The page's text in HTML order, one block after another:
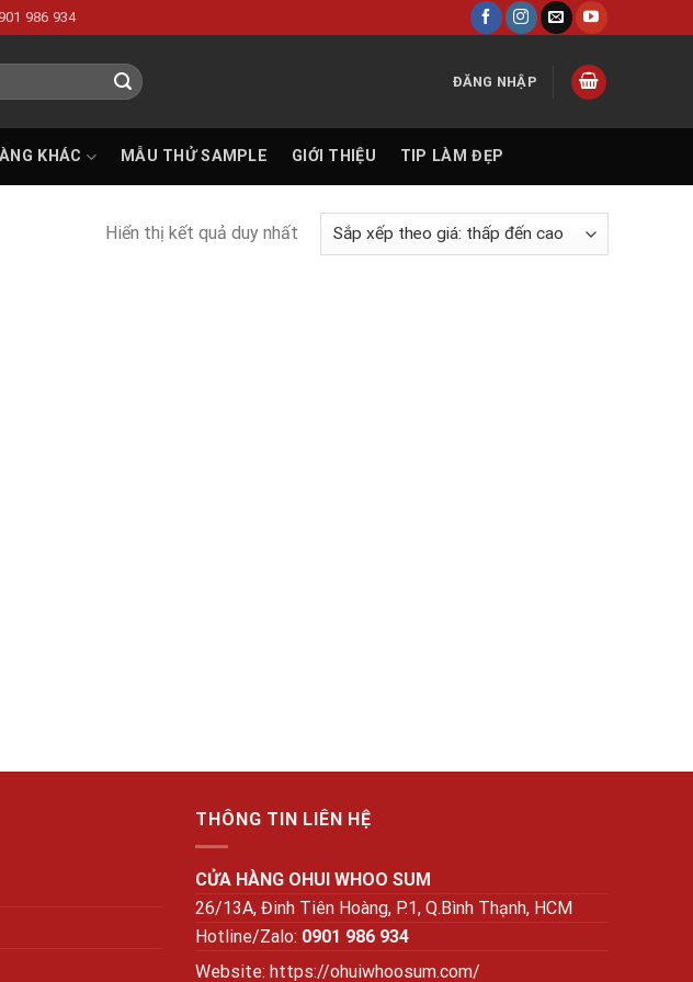
986 934
ĐĂNG NHẬP
KHÁC MẪU THỬ SAMPLE GIỚI THIỆU TIP LÀM ĐẸP
Hiển thị kết quả duy nhất
THÔNG TIN LIÊN HỆ
CỬA HÀNG OHUI WHOO SUM
26/13A, Đinh Tiên Hoàng, P.1, Q.Bình Thạnh, HCM
Hotline/Zalo: 0901 986 934
Website:https://ohuiwhoosum.com/